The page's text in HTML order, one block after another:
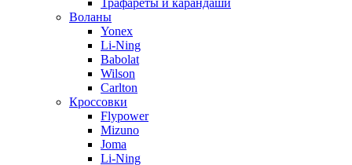
Трафареты и карандаши
Воланы
Yonex
Li-Ning
Babolat
Wilson
Carlton
Кроссовки
Flypower
Mizuno
Joma
Li-Ning